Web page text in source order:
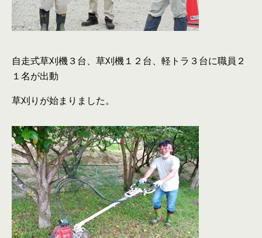
自走式草刈機３台、草刈機１２台、軽トラ３台に職員２
１名が出動
草刈りが始まりました。